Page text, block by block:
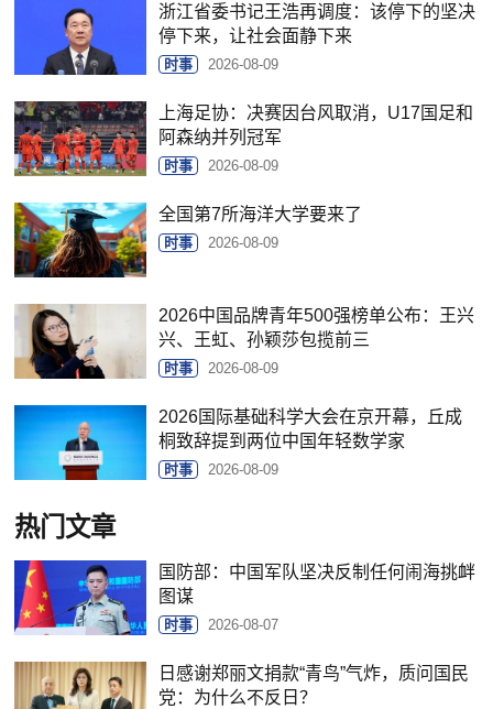
浙江省委书记王浩再调度：该停下的坚决
停下来，让社会面静下来
时事 2026-08-09
上海足协：决赛因台风取消，U17国足和
阿森纳并列冠军
时事 2026-08-09
全国第7所海洋大学要来了
时事 2026-08-09
2026中国品牌青年500强榜单公布：王兴
兴、王虹、孙颖莎包揽前三
时事 2026-08-09
2026国际基础科学大会在京开幕，丘成
桐致辞提到两位中国年轻数学家
时事 2026-08-09
热门文章
国防部：中国军队坚决反制任何闹海挑衅
图谋
时事 2026-08-07
日感谢郑丽文捐款“青鸟”气炸，质问国民
党：为什么不反日？